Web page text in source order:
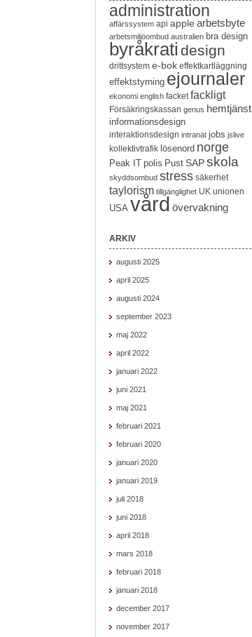
administration
affärssystem api apple arbetsbyte
arbetsmiljöombud australien bra design
byråkrati design
drittsystem e-bok effektkartläggning
effektstyrning ejournaler
ekonomi english facket fackligt
Försäkringskassan genus hemtjänst
informationsdesign
interaktionsdesign intranät jobs jslive
kollektivtrafik lösenord norge
Peak IT polis Pust SAPskola
skyddsombud stress säkerhet
taylorism tillgänglighet UK unionen
USA vård övervakning
ARKIV
augusti 2025
april 2025
augusti 2024
september 2023
maj 2022
april 2022
januari 2022
juni 2021
maj 2021
februari 2021
februari 2020
januari 2020
januari 2019
juli 2018
juni 2018
april 2018
mars 2018
februari 2018
januari 2018
december 2017
november 2017